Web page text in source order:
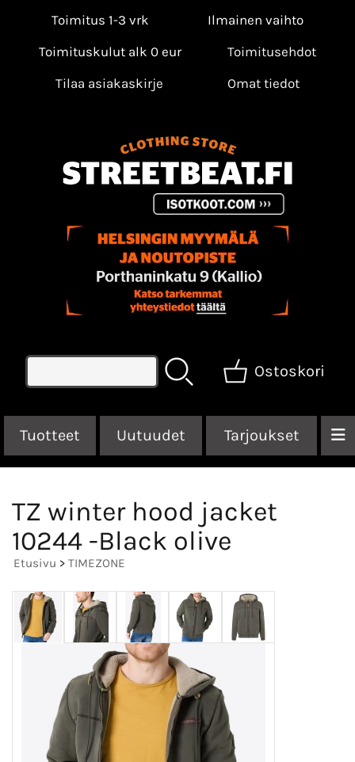
Toimitus 1-3 vrk
Ilmainen vaihto
Toimituskulut alk 0 eur
Toimitusehdot
Tilaa asiakaskirje
Omat tiedot
Ostoskori
Tuotteet Uutuudet Tarjoukset
TZ winter hood jacket
10244 -Black olive
Etusivu > TIMEZONE